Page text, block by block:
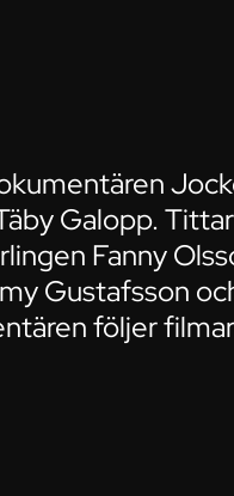
Galopp.
Fanny
Gustafsson
följer